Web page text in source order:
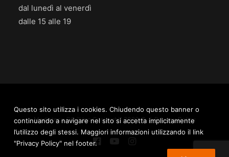
dal lunedì al venerdì
dalle 15 alle 19
Mediateca.GO “Ugo Casiraghi” 2020 © /Privacy Policy
Questo sito utilizza i cookies. Chiudendo questo banner o
continuando a navigare nel sito si accetta implicitamente
l’utilizzo degli stessi. Maggiori informazioni utilizzando il link
"Privacy Policy" nel footer.